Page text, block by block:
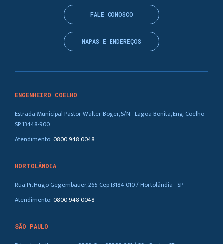
ENGENHEIRO COELHO
Estrada Municipal Pastor Walter Boger, S/N - Lagoa Bonita, Eng. Coelho -
SP, 13448-900
Atendimento:0800 948 0048
HORTOLÂNDIA
Rua Pr. Hugo Gegembauer, 265 Cep 13184-010 / Hortolândia - SP
Atendimento:0800 948 0048
SÃO PAULO
FALE CONOSCO
MAPAS E ENDEREÇOS